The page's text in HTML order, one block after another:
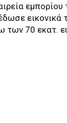
εικονικά
των 70 εκατ.